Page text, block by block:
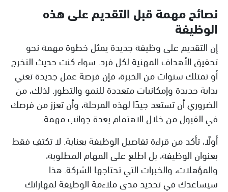
نصائح مهمة قبل التقديم على هذه
الوظيفة
إن التقديم على وظيفة جديدة يمثل خطوة مهمة نحو
تحقيق الأهداف المهنية لكل فرد. سواء كنت حديث التخرج
أو تمتلك سنوات من الخبرة، فإن فرصة عمل جديدة تعني
بداية جديدة وإمكانيات متعددة للنمو والتطور. لذلك، من
الضروري أن تستعد جيدًا لهذه المرحلة، وأن تعزز من فرصك
في القبول من خلال الاهتمام بعدة جوانب مهمة.
أولًا، تأكد من قراءة تفاصيل الوظيفة بعناية. لا تكتفِ فقط
بعنوان الوظيفة، بل اطلع على المهام المطلوبة،
والمؤهلات، والخبرات التي تحتاجها الشركة. هذا
سيساعدك في تحديد مدى ملاءمة الوظيفة لمهاراتك